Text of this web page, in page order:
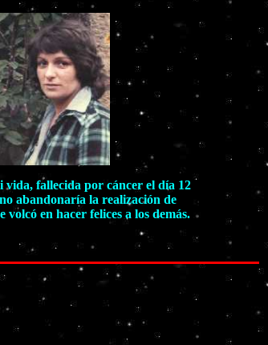
vida, fallecida por cáncer el día 12
abandonaría la realización de
en hacer felices a los demás.